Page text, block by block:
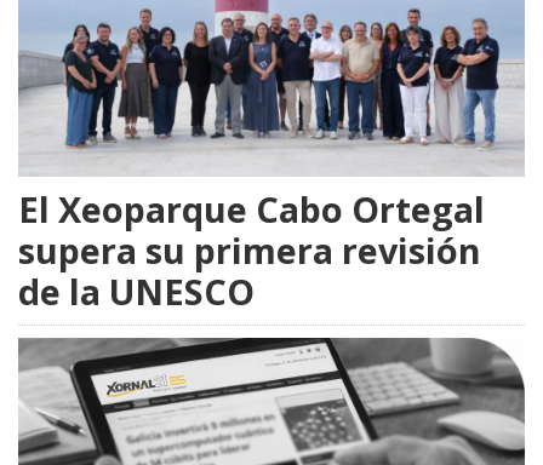
El Xeoparque Cabo Ortegal
supera su primera revisión
de la UNESCO